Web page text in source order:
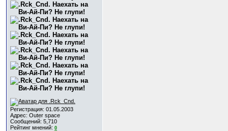
Регистрация: 01.05.2003
Адрес: Outer space
Сообщений: 5,710
Рейтинг мнений: 0